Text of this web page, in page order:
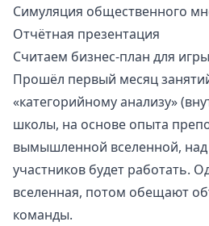
Симуляция общественного
Отчётная презентация
Считаем бизнес-план для
Прошёл первый месяц
«категорийному анализу»
школы, на основе опыта
вымышленной вселенной,
участников будет работать.
вселенная, потом обещают
команды.